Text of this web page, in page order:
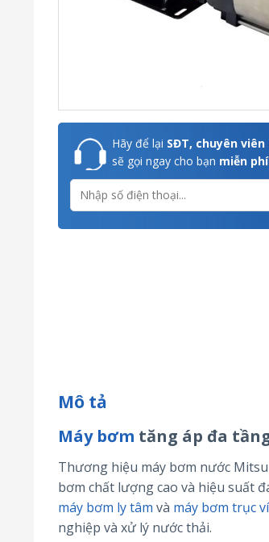
Hãy để lại SĐT, chuyên
sẽ gọi ngay cho bạn miễn
Mô tả
Máy bơm tăng áp đa
Thương hiệu máy bơm nước
bơm chất lượng cao và hiệu suất
máy bơm ly tâm và máy bơm trục
nghiệp và xử lý nước thải.